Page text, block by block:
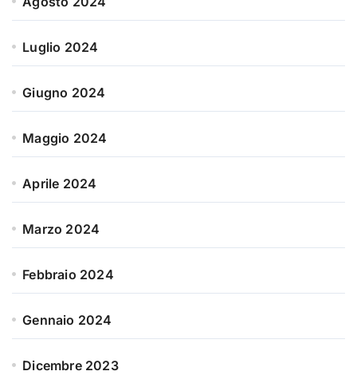
Luglio 2024
Giugno 2024
Maggio 2024
Aprile 2024
Marzo 2024
Febbraio 2024
Gennaio 2024
Dicembre 2023